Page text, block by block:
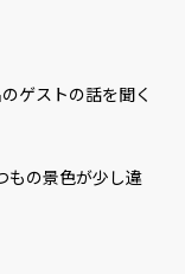
ゲストの話を聞く
もの景色が少し違